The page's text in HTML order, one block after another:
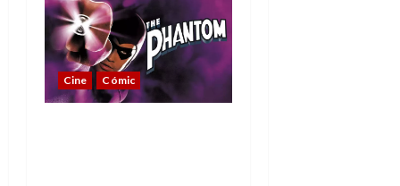
Cine Cómic